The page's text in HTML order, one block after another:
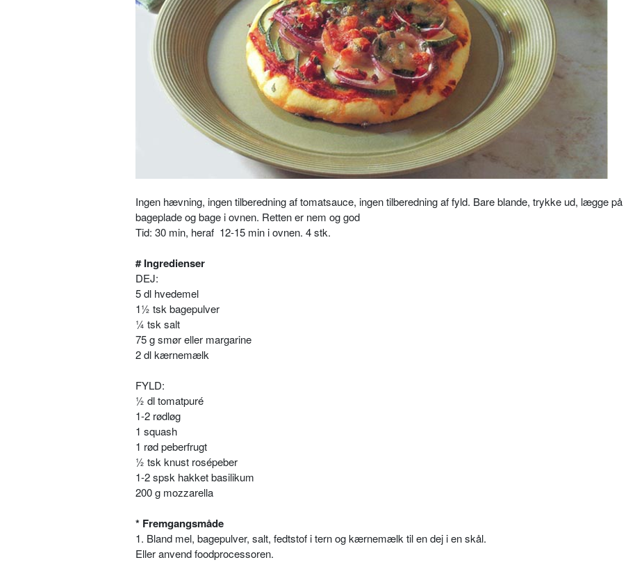
Ingen hævning, ingen tilberedning af tomatsauce, ingen tilberedning af fyld. Bare blande, trykke ud, lægge på
bageplade og bage i ovnen. Retten er nem og god
Tid: 30 min, heraf 12-15 min i ovnen. 4 stk.
# Ingredienser
DEJ:
5 dl hvedemel
1½ tsk bagepulver
¼ tsk salt
75 g smør eller margarine
2 dl kærnemælk
FYLD:
½ dl tomatpuré
1-2 rødløg
1 squash
1 rød peberfrugt
½ tsk knust rosépeber
1-2 spsk hakket basilikum
200 g mozzarella
* Fremgangsmåde
1. Bland mel, bagepulver, salt, fedtstof i tern og kærnemælk til en dej i en skål.
Eller anvend foodprocessoren.